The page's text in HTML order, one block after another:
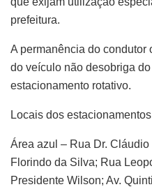
prefeitura.
A permanência do condutor
do veículo não desobriga
estacionamento rotativo.
Locais dos
Área azul – Rua Dr.
Florindo da Silva; Rua
Presidente Wilson; Av.